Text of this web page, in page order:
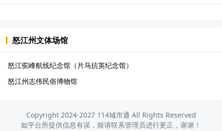
怒江州文体场馆
怒江驼峰航线纪念馆（片马抗英纪念馆）
怒江州志伟民俗博物馆
Copyright 2024-2027 114城市通 All Rights Reserved
如平台所提供信息有误，烦请联系管理员进行更正，谢谢！